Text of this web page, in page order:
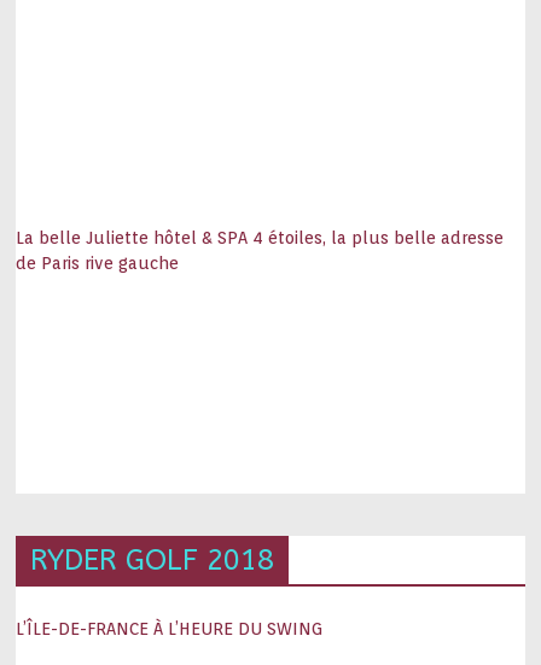
La belle Juliette hôtel & SPA 4 étoiles, la plus belle adresse
de Paris rive gauche
RYDER GOLF 2018
L’ÎLE-DE-FRANCE À L’HEURE DU SWING